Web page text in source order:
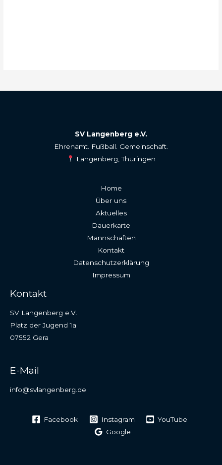
SV Langenberg e.V.
Ehrenamt. Fußball. Gemeinschaft.
Langenberg, Thüringen
Home
Über uns
Aktuelles
Dauerkarte
Mannschaften
Kontakt
Datenschutzerklärung
Impressum
Kontakt
SV Langenberg e.V.
Platz der Jugend 1a
07552 Gera
E-Mail
info@svlangenberg.de
Facebook Instagram
YouTube
Google